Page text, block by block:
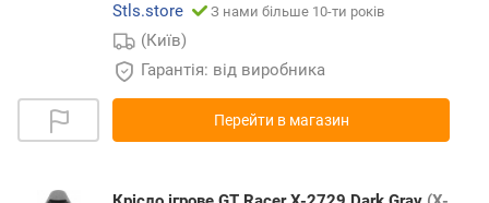
Stls.store
З нами більше 10-ти років
(Київ)
Гарантія: від виробника
Перейти в магазин